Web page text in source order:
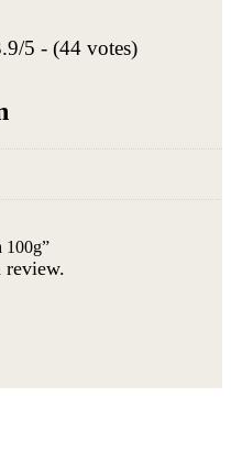
5 - (44 votes)
100g”
review.